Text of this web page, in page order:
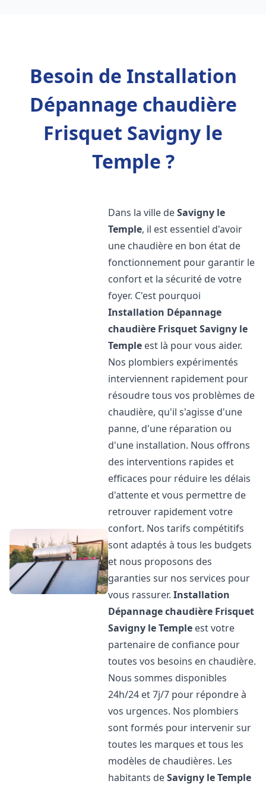
Besoin de Installation
Dépannage chaudière
Frisquet Savigny le
Temple ?
Dans la ville deSavigny le
Temple, il est essentiel d'avoir
une chaudière en bon état de
fonctionnement pour garantir le
confort et la sécurité de votre
foyer. C'est pourquoi
Installation Dépannage
chaudière FrisquetSavigny le
Temple est là pour vous aider.
Nos plombiers expérimentés
interviennent rapidement pour
résoudre tous vos problèmes de
chaudière, qu'il s'agisse d'une
panne, d'une réparation ou
d'une installation. Nous offrons
des interventions rapides et
efficaces pour réduire les délais
d'attente et vous permettre de
retrouver rapidement votre
confort. Nos tarifs compétitifs
sont adaptés à tous les budgets
et nous proposons des
garanties sur nos services pour
vous rassurer.Installation
Dépannage chaudière Frisquet
Savigny le Temple est votre
partenaire de confiance pour
toutes vos besoins en chaudière.
Nous sommes disponibles
24h/24 et 7j/7 pour répondre à
vos urgences. Nos plombiers
sont formés pour intervenir sur
toutes les marques et tous les
modèles de chaudières. Les
habitants deSavigny le Temple